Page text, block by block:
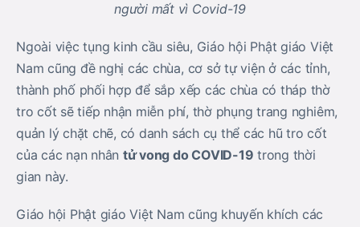
người mất vì Covid-19
Ngoài việc tụng kinh cầu siêu, Giáo hội Phật giáo Việt
Nam cũng đề nghị các chùa, cơ sở tự viện ở các tỉnh,
thành phố phối hợp để sắp xếp các chùa có tháp thờ
tro cốt sẽ tiếp nhận miễn phí, thờ phụng trang nghiêm,
quản lý chặt chẽ, có danh sách cụ thể các hũ tro cốt
của các nạn nhân tử vong do COVID-19 trong thời
gian này.
Giáo hội Phật giáo Việt Nam cũng khuyến khích các